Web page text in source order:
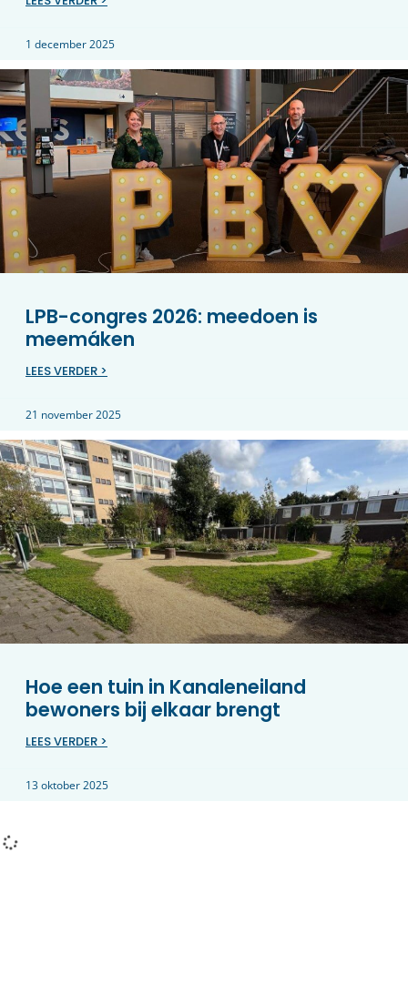
1 december 2025
LPB-congres 2026: meedoen is
meemáken
LEES VERDER >
21 november 2025
Hoe een tuin in Kanaleneiland
bewoners bij elkaar brengt
LEES VERDER >
13 oktober 2025